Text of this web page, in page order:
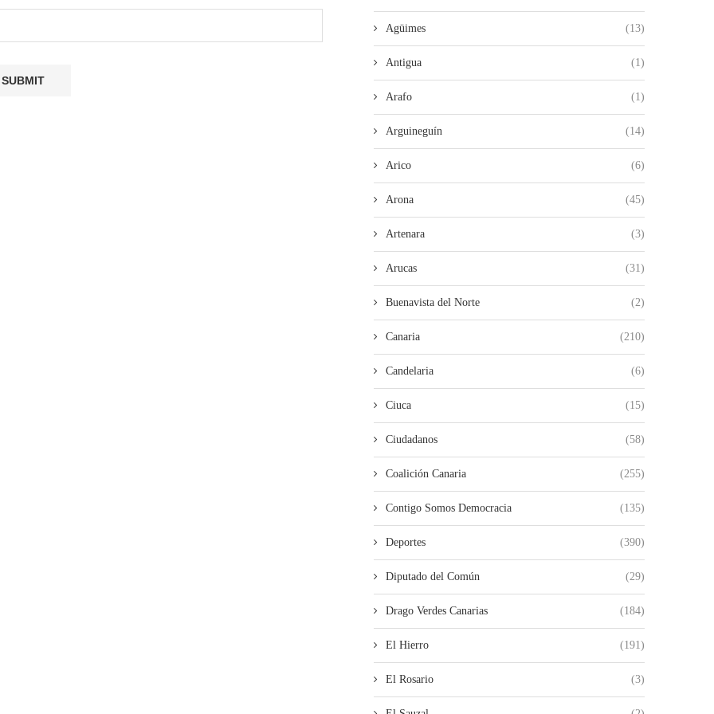
Agüimes (13)
Antigua (1)
Arafo (1)
Arguineguín (14)
Arico (6)
Arona (45)
Artenara (3)
Arucas (31)
Buenavista del Norte (2)
Canaria (210)
Candelaria (6)
Ciuca (15)
Ciudadanos (58)
Coalición Canaria (255)
Contigo Somos Democracia (135)
Deportes (390)
Diputado del Común (29)
Drago Verdes Canarias (184)
El Hierro (191)
El Rosario (3)